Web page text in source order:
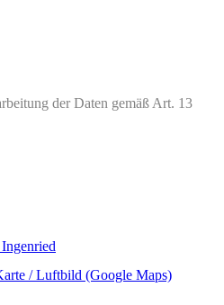
der Daten gemäß Art. 13
/ Luftbild (Google Maps)